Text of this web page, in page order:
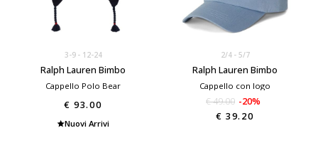
3-9 12-24
Ralph Lauren Bimbo
Cappello Polo Bear
€ 93.00
Nuovi Arrivi
2/4 5/7
Ralph Lauren Bimbo
Cappello con logo
€ 49.00 -20%
€ 39.20